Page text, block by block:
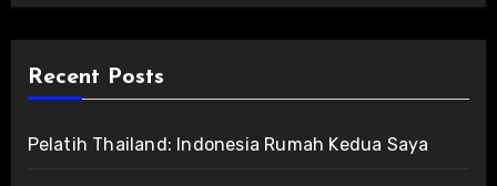
Recent Posts
Pelatih Thailand: Indonesia Rumah Kedua Saya